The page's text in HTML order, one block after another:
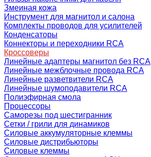
Змеиная кожа
Инструмент для магнитол и салона
Комплекты проводов для усилителей
Конденсаторы
Коннекторы и переходники RCA
Кроссоверы
Линейные адаптеры магнитол без RCA
Линейные межблочные провода RCA
Линейные разветвители RCA
Линейные шумоподавители RCA
Полиэфирная смола
Процессоры
Саморезы под шестигранник
Сетки / грили для динамиков
Силовые аккумуляторные клеммы
Силовые дистрибьюторы
Силовые клеммы